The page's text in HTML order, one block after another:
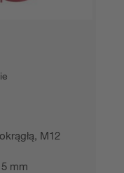
M12
mm